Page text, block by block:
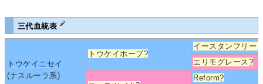
三代血統表
トウケイニセイ
(ナスルーラ系)
トウケイホープ?
イースタンフリー
エリモグレース ?
Reform?